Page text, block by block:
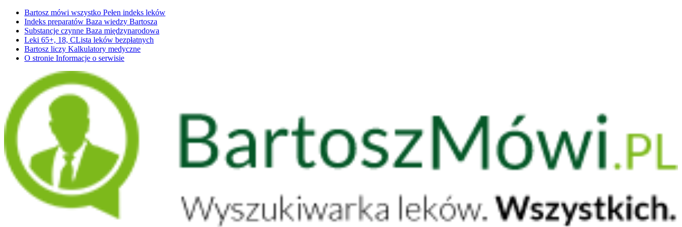
Bartosz mówi wszystko Pełen indeks leków
Indeks preparatów Baza wiedzy Bartosza
Substancje czynne Baza międzynarodowa
Leki 65+, 18, CLista leków bezpłatnych
Bartosz liczy Kalkulatory medyczne
O stronie Informacje o serwisie